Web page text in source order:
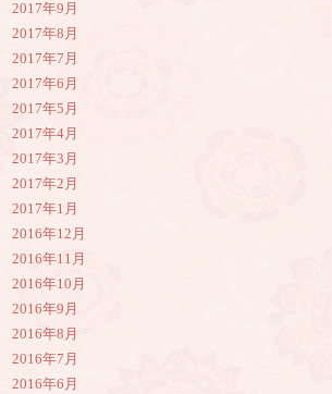
2017年9月
2017年8月
2017年7月
2017年6月
2017年5月
2017年4月
2017年3月
2017年2月
2017年1月
2016年12月
2016年11月
2016年10月
2016年9月
2016年8月
2016年7月
2016年6月